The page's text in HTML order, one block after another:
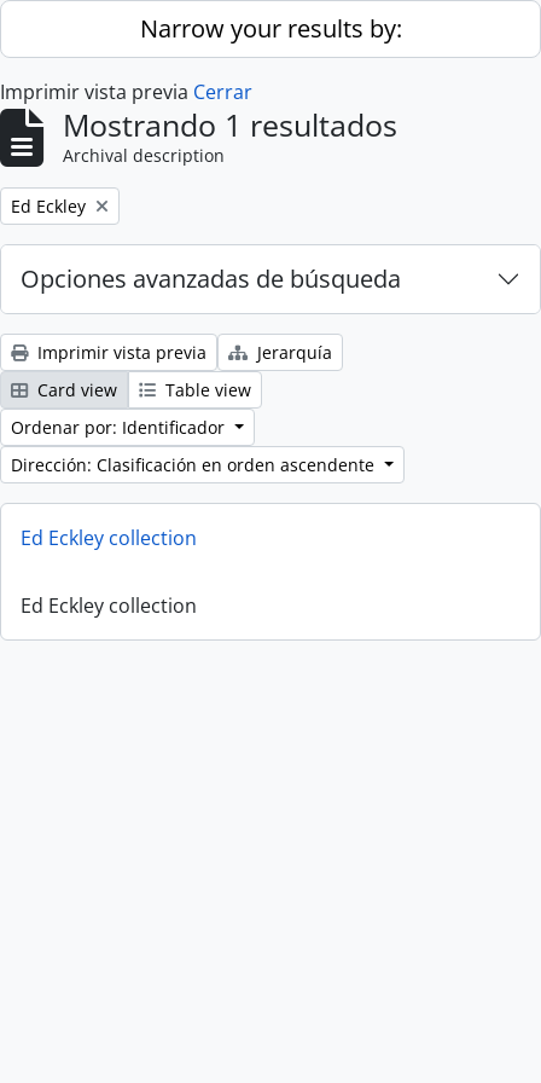
Skip to main contentNarrow your results by:
Imprimir vista previa Cerrar
Mostrando 1 resultados
Archival description
Remove filter:
Ed Eckley
Opciones avanzadas de búsqueda
Imprimir vista previa
Jerarquía
Card view
Table view
Ordenar por: Identificador
Dirección: Clasificación en orden ascendente
Ed Eckley collection
Ed Eckley collection